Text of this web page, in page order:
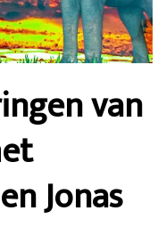
van
Jonas